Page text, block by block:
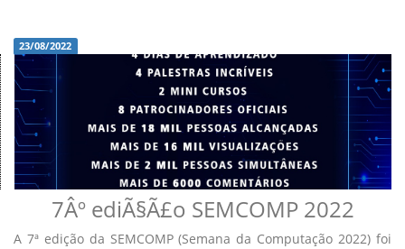
23/08/2022
7Âº ediÃ§Ã£o SEMCOMP 2022
A 7ª edição da SEMCOMP (Semana da Computação 2022) foi